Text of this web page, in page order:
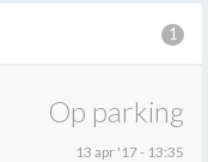
1
Op parking
13 apr '17 - 13:35